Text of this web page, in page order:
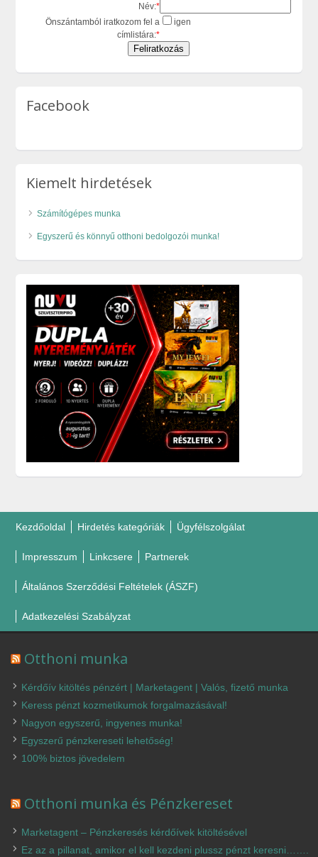
Név:*
Önszántamból iratkozom fel a
címlistára:*
igen
Facebook
Kiemelt hirdetések
Számítógépes munka
Egyszerű és könnyű otthoni bedolgozói munka!
Kezdőoldal Hirdetés kategóriák Ügyfélszolgálat
Impresszum Linkcsere Partnerek
Általános Szerződési Feltételek (ÁSZF)
Adatkezelési Szabályzat
Otthoni munka
Kérdőív kitöltés pénzért | Marketagent | Valós, fizető munka
Keress pénzt kozmetikumok forgalmazásával!
Nagyon egyszerű, ingyenes munka!
Egyszerű pénzkereseti lehetőség!
100% biztos jövedelem
Otthoni munka és Pénzkereset
Marketagent – Pénzkeresés kérdőívek kitöltésével
Ez az a pillanat, amikor el kell kezdeni plussz pénzt keresni…….